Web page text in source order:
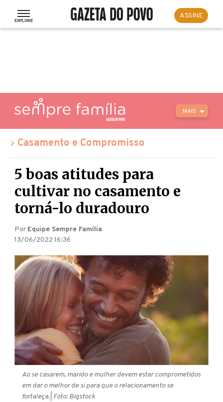
ASSINE
MAIS
Casamento e Compromisso
5 boas atitudes para
cultivar no casamento e
torná-lo duradouro
Por Equipe Sempre Família
13/06/2022 16:36
Ao se casarem, marido e mulher devem estar comprometidos
em dar o melhor de si para que o relacionamento se
fortaleça. | Foto: Bigstock